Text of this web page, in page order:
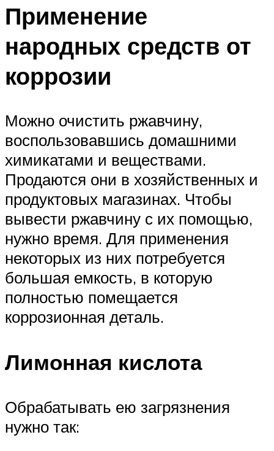
Применение
народных средств от
коррозии
Можно очистить ржавчину,
воспользовавшись домашними
химикатами и веществами.
Продаются они в хозяйственных и
продуктовых магазинах. Чтобы
вывести ржавчину с их помощью,
нужно время. Для применения
некоторых из них потребуется
большая емкость, в которую
полностью помещается
коррозионная деталь.
Лимонная кислота
Обрабатывать ею загрязнения
нужно так: